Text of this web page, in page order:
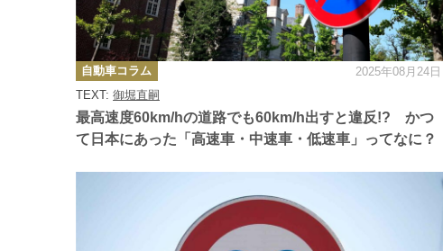
最高速度60km/hの道路でも60km/h出すと違反!? かつ
て日本にあった「高速車・中速車・低速車」ってなに？
TEXT: 御堀直嗣
カ
テ
ゴ
リ
ー
自動車コラム 2025年08月24日